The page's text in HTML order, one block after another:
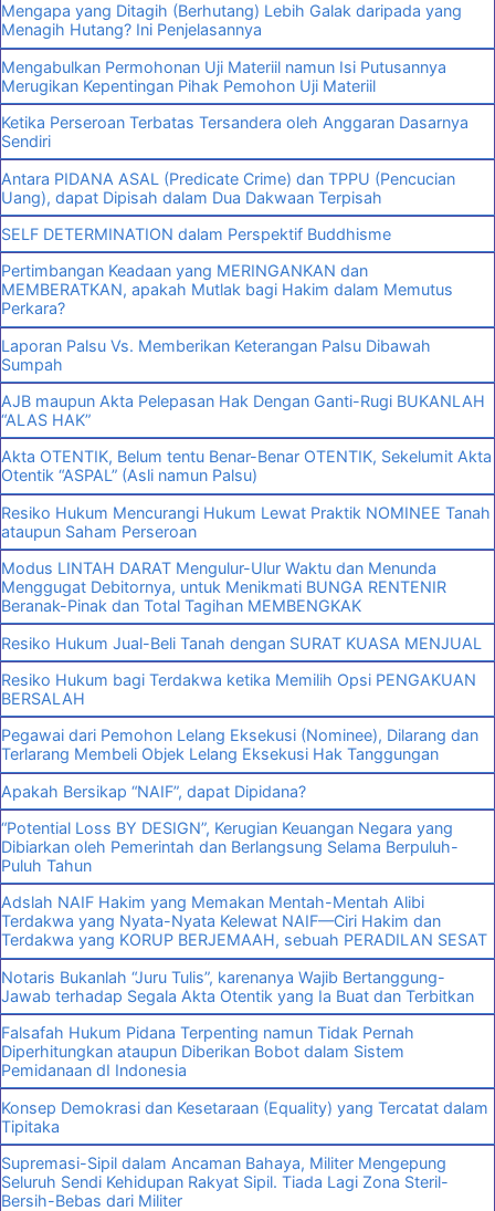
Mengapa yang Ditagih (Berhutang) Lebih Galak daripada yang
Menagih Hutang? Ini Penjelasannya
Mengabulkan Permohonan Uji Materiil namun Isi Putusannya
Merugikan Kepentingan Pihak Pemohon Uji Materiil
Ketika Perseroan Terbatas Tersandera oleh Anggaran Dasarnya
Sendiri
Antara PIDANA ASAL (Predicate Crime) dan TPPU (Pencucian
Uang), dapat Dipisah dalam Dua Dakwaan Terpisah
SELF DETERMINATION dalam Perspektif Buddhisme
Pertimbangan Keadaan yang MERINGANKAN dan
MEMBERATKAN, apakah Mutlak bagi Hakim dalam Memutus
Perkara?
Laporan Palsu Vs. Memberikan Keterangan Palsu Dibawah
Sumpah
AJB maupun Akta Pelepasan Hak Dengan Ganti-Rugi BUKANLAH
“ALAS HAK”
Akta OTENTIK, Belum tentu Benar-Benar OTENTIK, Sekelumit Akta
Otentik “ASPAL” (Asli namun Palsu)
Resiko Hukum Mencurangi Hukum Lewat Praktik NOMINEE Tanah
ataupun Saham Perseroan
Modus LINTAH DARAT Mengulur-Ulur Waktu dan Menunda
Menggugat Debitornya, untuk Menikmati BUNGA RENTENIR
Beranak-Pinak dan Total Tagihan MEMBENGKAK
Resiko Hukum Jual-Beli Tanah dengan SURAT KUASA MENJUAL
Resiko Hukum bagi Terdakwa ketika Memilih Opsi PENGAKUAN
BERSALAH
Pegawai dari Pemohon Lelang Eksekusi (Nominee), Dilarang dan
Terlarang Membeli Objek Lelang Eksekusi Hak Tanggungan
Apakah Bersikap “NAIF”, dapat Dipidana?
“Potential Loss BY DESIGN”, Kerugian Keuangan Negara yang
Dibiarkan oleh Pemerintah dan Berlangsung Selama Berpuluh-
Puluh Tahun
Adslah NAIF Hakim yang Memakan Mentah-Mentah Alibi
Terdakwa yang Nyata-Nyata Kelewat NAIF—Ciri Hakim dan
Terdakwa yang KORUP BERJEMAAH, sebuah PERADILAN SESAT
Notaris Bukanlah “Juru Tulis”, karenanya Wajib Bertanggung-
Jawab terhadap Segala Akta Otentik yang Ia Buat dan Terbitkan
Falsafah Hukum Pidana Terpenting namun Tidak Pernah
Diperhitungkan ataupun Diberikan Bobot dalam Sistem
Pemidanaan dI Indonesia
Konsep Demokrasi dan Kesetaraan (Equality) yang Tercatat dalam
Tipitaka
Supremasi-Sipil dalam Ancaman Bahaya, Militer Mengepung
Seluruh Sendi Kehidupan Rakyat Sipil. Tiada Lagi Zona Steril-
Bersih-Bebas dari Militer